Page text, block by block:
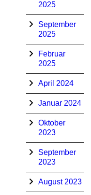
2025
September
2025
Februar
2025
April 2024
Januar 2024
Oktober
2023
September
2023
August 2023